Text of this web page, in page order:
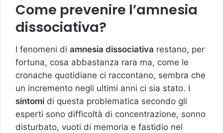
Come prevenire l’amnesia
dissociativa?
I fenomeni di amnesia dissociativa restano, per
fortuna, cosa abbastanza rara ma, come le
cronache quotidiane ci raccontano, sembra che
un incremento negli ultimi anni ci sia stato. I
sintomi di questa problematica secondo gli
esperti sono difficoltà di concentrazione, sonno
disturbato, vuoti di memoria e fastidio nel